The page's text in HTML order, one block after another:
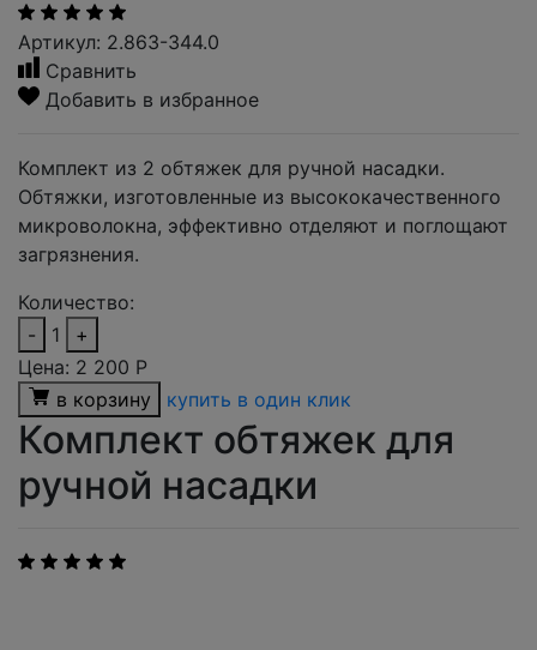
Артикул: 2.863-344.0
Сравнить
Добавить в избранное
Комплект из 2 обтяжек для ручной насадки.
Обтяжки, изготовленные из высококачественного
микроволокна, эффективно отделяют и поглощают
загрязнения.
Количество:
-
1
+
Цена: 2 200 Р
в корзину
купить в один клик
Комплект обтяжек для
ручной насадки